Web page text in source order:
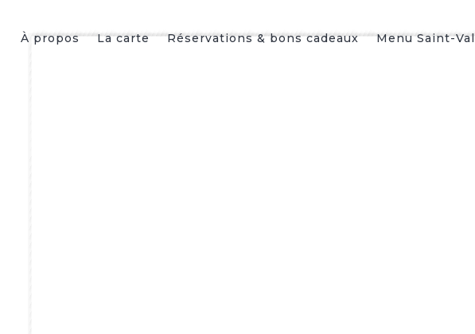
À propos La carte Réservations & bons cadeaux Menu Saint-